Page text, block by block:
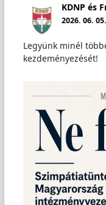
KDNP és
2026. 06.
Legyünk minél
kezdeményezését!